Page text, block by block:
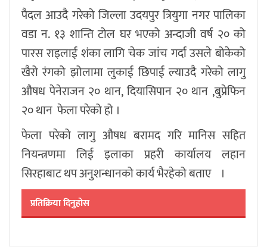
पैदल आउदै गरेको जिल्ला उदयपुर त्रियुगा नगर पालिका
वडा न. १३ शान्ति टोल घर भएको अन्दाजी वर्ष २० को
पारस राइलाई शंका लागि चेक जांच गर्दा उसले बोकेको
खैरो रंगको झोलामा लुकाई छिपाई ल्याउदै गरेको लागु
औषध पेनेराजन २० थान, दियासिपान २० थान ,बुप्रेफिन
२० थान फेला परेको हो ।
फेला परेको लागु औषध बरामद गरि मानिस सहित
नियन्त्रणमा लिई इलाका प्रहरी कार्यालय लहान
सिरहाबाट थप अनुशन्धानको कार्य भैरहेको बताए ।
प्रतिक्रिया दिनुहोस